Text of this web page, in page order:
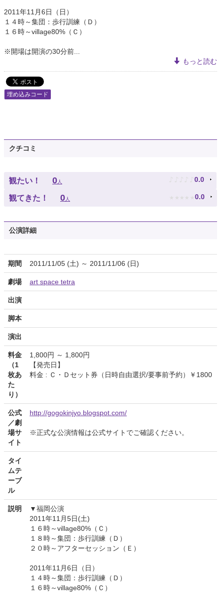
2011年11月6日（日）
１４時～集団：歩行訓練（Ｄ）
１６時～village80%（Ｃ）
※開場は開演の30分前...
もっと読む
埋め込みコード
クチコミ
観たい！ 0人 ♪ ♪ ♪ ♪ ♪ 0.0
観てきた！ 0人 ★ ★ ★ ★ ★ 0.0
公演詳細
期間 2011/11/05 (土) ～ 2011/11/06 (日)
劇場 art space tetra
出演
脚本
演出
料金
（1
枚あ
た
り）
1,800円 ～ 1,800円
【発売日】
料金 : Ｃ・Ｄセット券（日時自由選択/要事前予約）￥1800
公式
／劇
場サ
イト
http://gogokinjyo.blogspot.com/
※正式な公演情報は公式サイトでご確認ください。
タイ
ムテ
ーブ
ル
説明
▼福岡公演
2011年11月5日(土)
１６時～village80%（Ｃ）
１８時～集団：歩行訓練（Ｄ）
２０時～アフターセッション（Ｅ）
2011年11月6日（日）
１４時～集団：歩行訓練（Ｄ）
１６時～village80%（Ｃ）